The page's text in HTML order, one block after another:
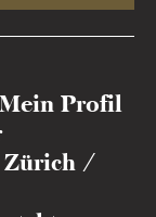
Mein Profil
Zürich